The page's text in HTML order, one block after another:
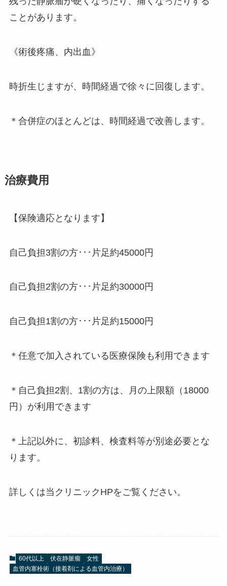
ことがあります。
《術後疼痛、内出血》
時折生じますが、時間経過で徐々に回復します。
＊合併症のほとんどは、時間経過で改善します。
治療費用
【保険適応となります】
自己負担3割の方･･･片足約45000円
自己負担2割の方･･･片足約30000円
自己負担1割の方･･･片足約15000円
＊任意で加入されている医療保険も利用できます
＊自己負担2割、1割の方は、月の上限額（18000
円）が利用できます
＊上記以外に、初診料、検査料等が別途必要とな
ります。
詳しくは当クリニックHPをご覧ください。
60代以上 伏在静脈瘤
女性
血管内塞栓術（接着剤による血管内治療）